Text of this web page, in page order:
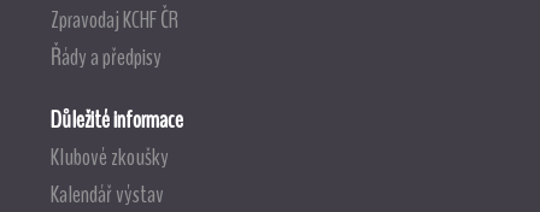
Zpravodaj KCHF ČR
Řády a předpisy
Důležité informace
Klubové zkoušky
Kalendář výstav